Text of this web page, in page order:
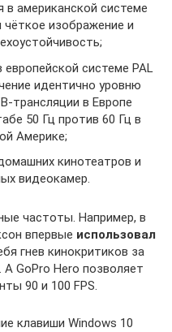
в американской системе
чёткое изображение и
системе PAL
идентично уровню
трансляции в Европе
50 Гц против 60 Гц в
Америке;
кинотеатров и
видеокамер.
частоты. Например, в
впервые использовал
гнев кинокритиков за
А GoPro Hero позволяет
90 и 100 FPS.
клавиши Windows 10